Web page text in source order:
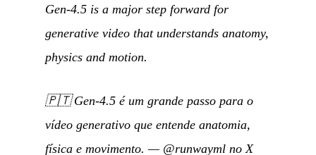
Gen-4.5 is a major step forward for
generative video that understands anatomy,
physics and motion.
🇵🇹Gen-4.5 é um grande passo para o
vídeo generativo que entende anatomia,
física e movimento. — @runwayml no X